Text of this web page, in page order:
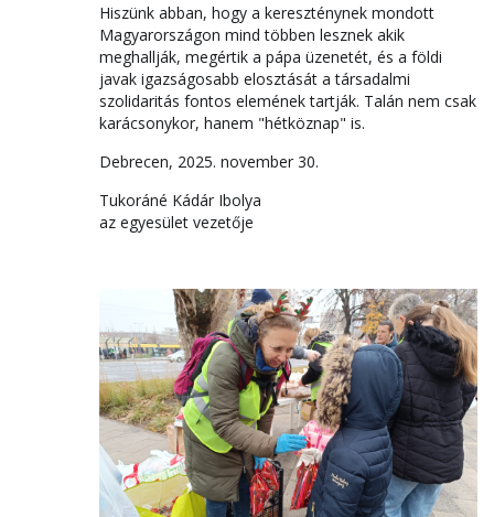
Hiszünk abban, hogy a kereszténynek mondott
Magyarországon mind többen lesznek akik
meghallják, megértik a pápa üzenetét, és a földi
javak igazságosabb elosztását a társadalmi
szolidaritás fontos elemének tartják. Talán nem csak
karácsonykor, hanem "hétköznap" is.
Debrecen, 2025. november 30.
Tukoráné Kádár Ibolya
az egyesület vezetője